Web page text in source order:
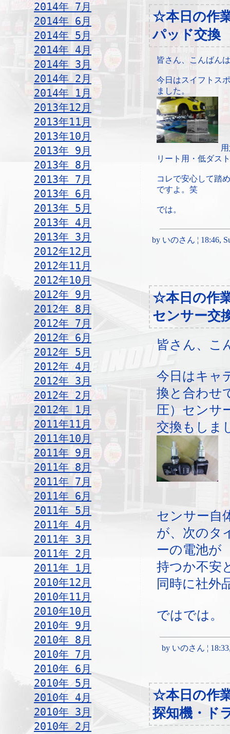
2014年 7月
2014年 6月
2014年 5月
2014年 4月
2014年 3月
2014年 2月
2014年 1月
2013年12月
2013年11月
2013年10月
2013年 9月
2013年 8月
2013年 7月
2013年 6月
2013年 5月
2013年 4月
2013年 3月
2012年12月
2012年11月
2012年10月
2012年 9月
2012年 8月
2012年 7月
2012年 6月
2012年 5月
2012年 4月
2012年 3月
2012年 2月
2012年 1月
2011年11月
2011年10月
2011年 9月
2011年 8月
2011年 7月
2011年 6月
2011年 5月
2011年 4月
2011年 3月
2011年 2月
2011年 1月
2010年12月
2010年11月
2010年10月
2010年 9月
2010年 8月
2010年 7月
2010年 6月
2010年 5月
2010年 4月
2010年 3月
2010年 2月
☆本日の作
パッド交換
皆さん、こんばん
今日はスイフトス
ました。
リート用・低ダス
コレで安心して踏
ですよ。笑
では。
by いのさん ¦ 18:46,
☆本日の作
センサー交
皆さん、こ
今日はキャ
換と合わせ
圧）センサ
交換もしま
センサー自
が、次のタ
ーの電池が
持つか不安
同時に社外
ではでは。
by いのさん ¦
☆本日の作
探知機・ド